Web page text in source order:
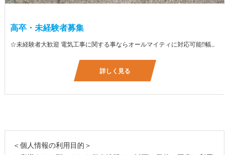
高卒・未経験者募集
☆未経験者大歓迎 電気工事に関する事ならオールマイティに対応可能‼幅広く技術を身に付けて頂けます（室内配線・室外配線、スイッチコンセント取付け、照明器具取付け、配電盤取付け、エアコン取付け、LANケーブル配線、アンテナ取付けなど） 先輩社員が一から指導を行うため未経験の方でも安心して働いていただけます♪ ☆資格支援制度あり 実績があるからこそ社内で教習と経験を積んでいただくことで資格を当社で発行できることができます。 【工具支給致します】 また新品工具と新品作業服を完全支給を致します。 高品質の作業服と工具入社してくれた方には支給致します♪
詳しく見る
＜個人情報の利用目的＞